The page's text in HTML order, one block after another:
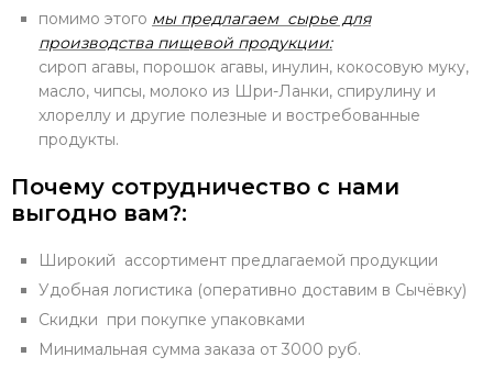
помимо этого мы предлагаем сырье для
производства пищевой продукции:
сироп агавы, порошок агавы, инулин, кокосовую муку,
масло, чипсы, молоко из Шри-Ланки, спирулину и
хлореллу и другие полезные и востребованные
продукты.
Почему сотрудничество с нами
выгодно вам?:
Широкий ассортимент предлагаемой продукции
Удобная логистика (оперативно доставим в Сычёвку)
Скидки при покупке упаковками
Минимальная сумма заказа от 3000 руб.